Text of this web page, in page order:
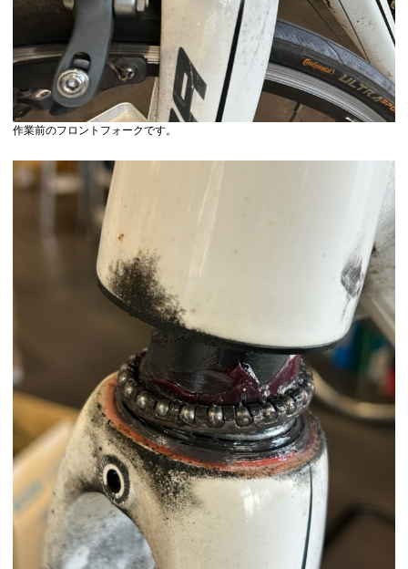
作業前のフロントフォークです。